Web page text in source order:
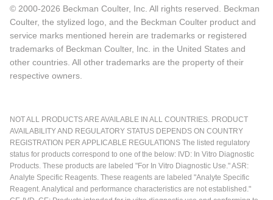
© 2000-2026 Beckman Coulter, Inc. All rights reserved. Beckman
Coulter, the stylized logo, and the Beckman Coulter product and
service marks mentioned herein are trademarks or registered
trademarks of Beckman Coulter, Inc. in the United States and
other countries. All other trademarks are the property of their
respective owners.
NOT ALL PRODUCTS ARE AVAILABLE IN ALL COUNTRIES. PRODUCT
AVAILABILITY AND REGULATORY STATUS DEPENDS ON COUNTRY
REGISTRATION PER APPLICABLE REGULATIONS The listed regulatory
status for products correspond to one of the below: IVD: In Vitro Diagnostic
Products. These products are labeled "For In Vitro Diagnostic Use." ASR:
Analyte Specific Reagents. These reagents are labeled "Analyte Specific
Reagent. Analytical and performance characteristics are not established."